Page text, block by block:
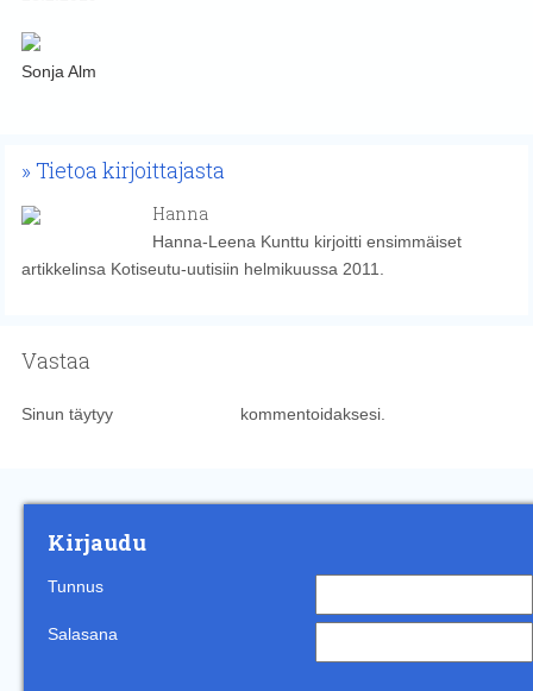
Sonja Alm
Tietoa kirjoittajasta
Hanna
Hanna-Leena Kunttu kirjoitti ensimmäiset
artikkelinsa Kotiseutu-uutisiin helmikuussa 2011.
Vastaa
Sinun täytyy kommentoidaksesi.
Kirjaudu
Tunnus
Salasana